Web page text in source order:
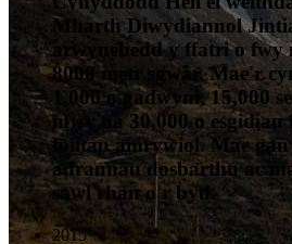
Mharth Diwydiannol
arwynebedd y ffatri o fwy
8000 metr sgwâr. Mae'r
1,000 o gadwyni, 15,000
mwy na 30,000 o esgidiau
folltau amrywiol. Mae
adrannau dosbarthu ac
sawl rhan o'r byd.
2015